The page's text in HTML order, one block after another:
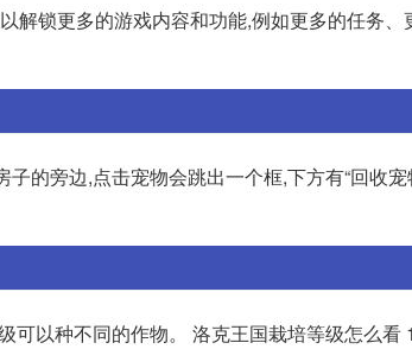
解锁更多的游戏内容和功能,例如更多的任务
的旁边,点击宠物会跳出一个框,下方有“回收
可以种不同的作物。 洛克王国栽培等级怎么